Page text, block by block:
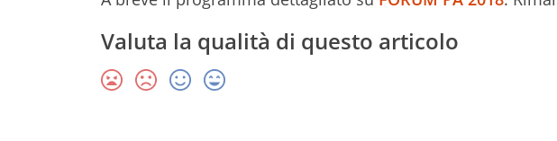
Valuta la qualità di questo articolo